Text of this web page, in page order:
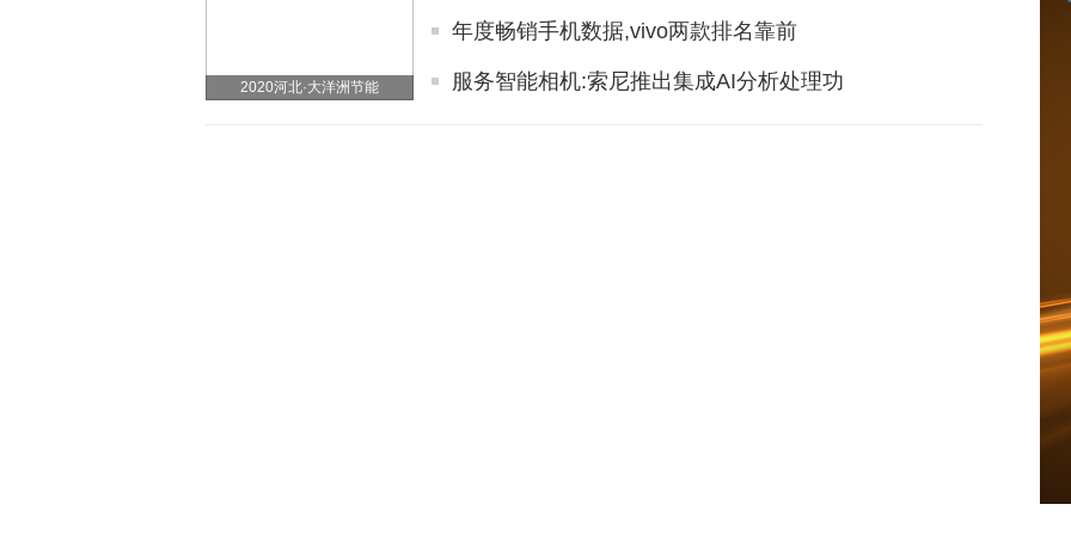
2020河北·大洋洲节能
年度畅销手机数据,vivo两款排名靠前
服务智能相机:索尼推出集成AI分析处理功